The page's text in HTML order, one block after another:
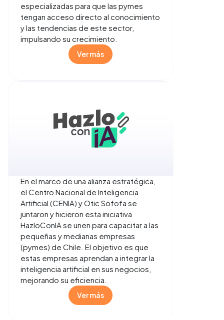
especializadas para que las pymes
tengan acceso directo al conocimiento
y las tendencias de este sector,
impulsando su crecimiento.
Ver más
En el marco de una alianza estratégica,
el Centro Nacional de Inteligencia
Artificial (CENIA) y Otic Sofofa se
juntaron y hicieron esta iniciativa
HazloConIA se unen para capacitar a las
pequeñas y medianas empresas
(pymes) de Chile. El objetivo es que
estas empresas aprendan a integrar la
inteligencia artificial en sus negocios,
mejorando su eficiencia.
Ver más